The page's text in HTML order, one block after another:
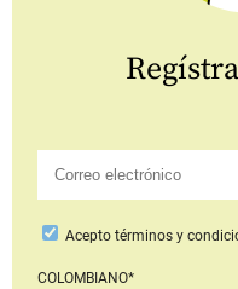
Aceptotérminos y
COLOMBIANO*